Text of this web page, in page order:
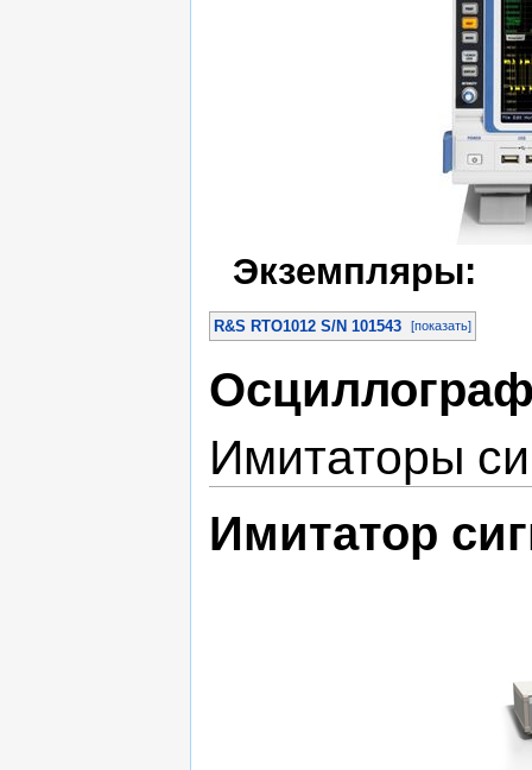
Экземпляры:
[показать]
R&S RTO1012 S/N 101543
Имитаторы
Имитатор